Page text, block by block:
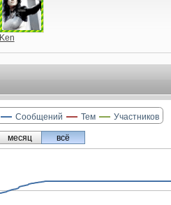
Ken
Сообщений Тем Участников
месяц всё